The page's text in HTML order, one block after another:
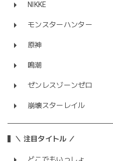
NIKKE
モンスターハンター
原神
鳴潮
ゼンレスゾーンゼロ
崩壊スターレイル
＼ 注目タイトル ／